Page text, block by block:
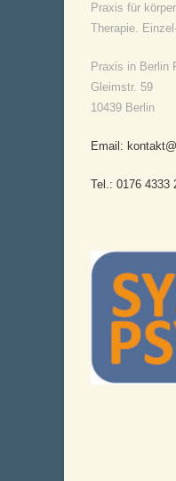
Praxis für
Therapie.
Praxis in Berlin
Gleimstr. 59
10439 Berlin
Email:
Tel.: 0176 4333